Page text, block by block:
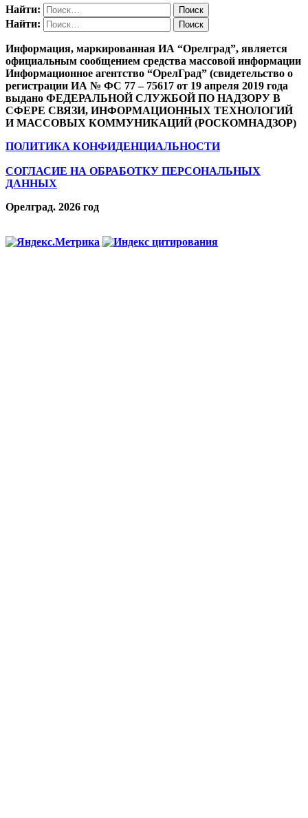
Найти:
Найти:
Информация, маркированная ИА “Орелград”, является
официальным сообщением средства массовой информации
Информационное агентство “ОрелГрад” (свидетельство о
регистрации ИА № ФС 77 – 75617 от 19 апреля 2019 года
выдано ФЕДЕРАЛЬНОЙ СЛУЖБОЙ ПО НАДЗОРУ В
СФЕРЕ СВЯЗИ, ИНФОРМАЦИОННЫХ ТЕХНОЛОГИЙ
И МАССОВЫХ КОММУНИКАЦИЙ (РОСКОМНАДЗОР)
ПОЛИТИКА КОНФИДЕНЦИАЛЬНОСТИ
СОГЛАСИЕ НА ОБРАБОТКУ ПЕРСОНАЛЬНЫХ
ДАННЫХ
Орелград. 2026 год